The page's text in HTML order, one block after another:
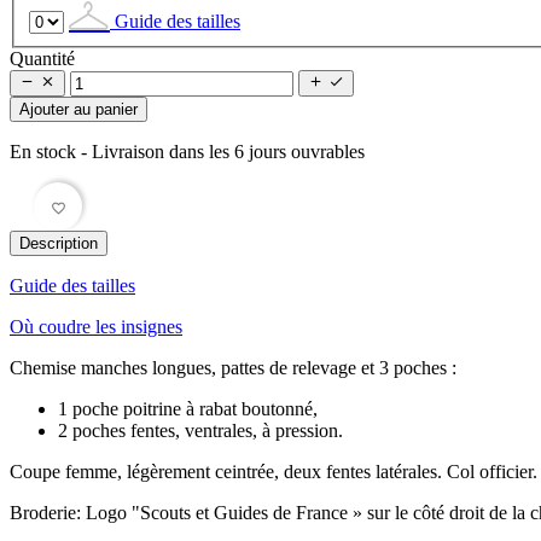
Guide des tailles
Quantité
   
Ajouter au panier
En stock - Livraison dans les 6 jours ouvrables
favorite_border
Description
Guide des tailles
Où coudre les insignes
Chemise manches longues, pattes de relevage et 3 poches :
1 poche poitrine à rabat boutonné,
2 poches fentes, ventrales, à pression.
Coupe femme, légèrement ceintrée, deux fentes latérales. Col officier.
Broderie: Logo "Scouts et Guides de France » sur le côté droit de la